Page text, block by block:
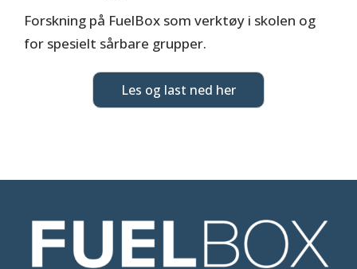
Forskning på FuelBox som verktøy i skolen og
for spesielt sårbare grupper.
Les og last ned her